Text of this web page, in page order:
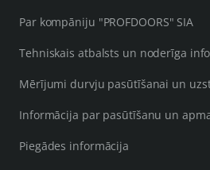
Par kompāniju "PROFDOORS" SIA
Tehniskais atbalsts un noderīga
Mērījumi durvju pasūtīšanai un
Informācija par pasūtīšanu un
Piegādes informācija